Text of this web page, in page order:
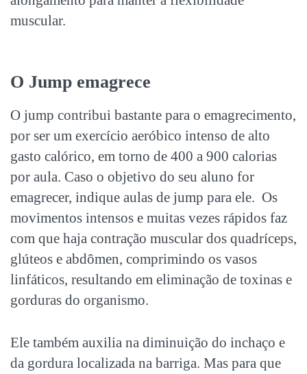
muscular.
O Jump emagrece
O jump contribui bastante para o emagrecimento,
por ser um exercício aeróbico intenso de alto
gasto calórico, em torno de 400 a 900 calorias
por aula. Caso o objetivo do seu aluno for
emagrecer, indique aulas de jump para ele. Os
movimentos intensos e muitas vezes rápidos faz
com que haja contração muscular dos quadríceps,
glúteos e abdômen, comprimindo os vasos
linfáticos, resultando em eliminação de toxinas e
gorduras do organismo.
Ele também auxilia na diminuição do inchaço e
da gordura localizada na barriga. Mas para que